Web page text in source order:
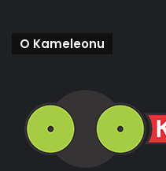
O Kameleonu